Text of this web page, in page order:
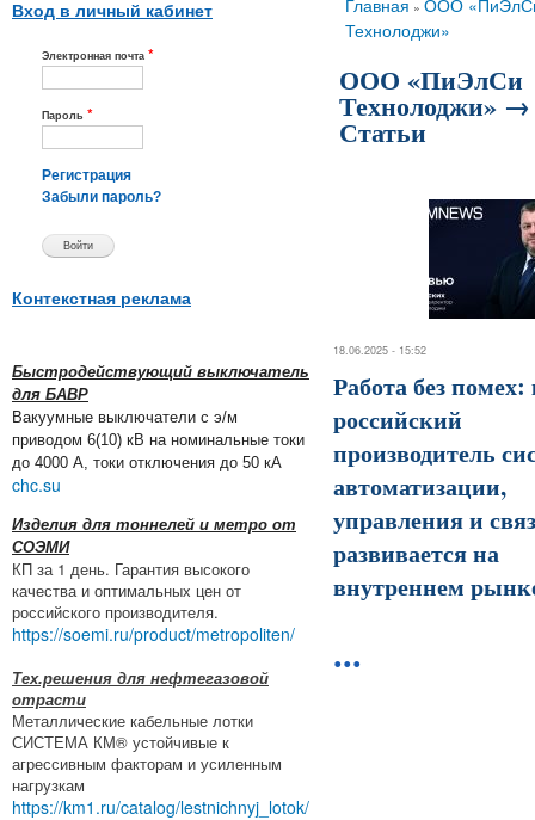
Вход в личный кабинет
Электронная почта *
Пароль *
Регистрация
Забыли пароль?
Контекстная реклама
Быстродействующий выключатель
для БАВР
Вакуумные выключатели с э/м
приводом 6(10) кВ на номинальные токи
до 4000 А, токи отключения до 50 кА
chc.su
Изделия для тоннелей и метро от
СОЭМИ
КП за 1 день. Гарантия высокого
качества и оптимальных цен от
российского производителя.
https://soemi.ru/product/metropoliten/
Тех.решения для нефтегазовой
отрасти
Металлические кабельные лотки
СИСТЕМА КМ® устойчивые к
агрессивным факторам и усиленным
нагрузкам
https://km1.ru/catalog/lestnichnyj_lotok/
Вы здесь
Главная » ООО
Технолоджи»
ООО «ПиЭлСи
Технолоджи» →
Статьи
18.06.2025 - 15:52
Работа без помех:
российский
производитель
автоматизации,
управления и
развивается на
внутреннем
...